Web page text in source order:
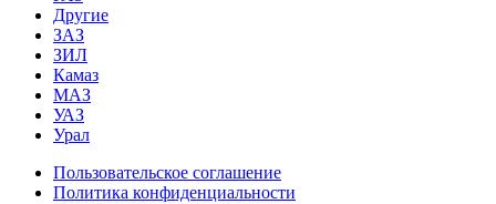
Другие
ЗАЗ
ЗИЛ
Камаз
МАЗ
УАЗ
Урал
Пользовательское соглашение
Политика конфиденциальности